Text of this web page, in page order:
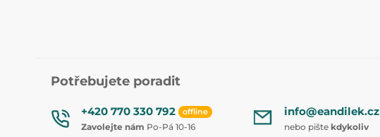
Potřebujete poradit
+420 770 330 792 offline
Zavolejte nám Po-Pá 10-16
info@eandilek.cz
nebo pište kdykoliv